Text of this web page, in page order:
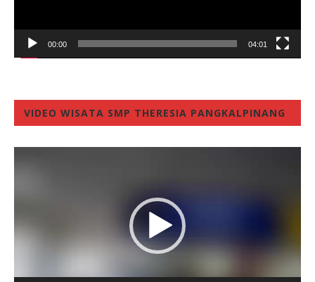
00:00 04:01
VIDEO WISATA SMP THERESIA PANGKALPINANG